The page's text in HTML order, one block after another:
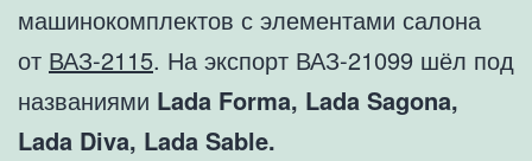
машинокомплектов с элементами салона
от ВАЗ-2115. На экспорт ВАЗ-21099 шёл под
названиями Lada Forma, Lada Sagona,
Lada Diva, Lada Sable.